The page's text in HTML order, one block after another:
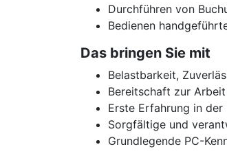
Durchführen von
Bedienen
Das bringen Sie mit
Belastbarkeit,
Bereitschaft zur
Erste Erfahrung in
Sorgfältige und
Grundlegende PC-